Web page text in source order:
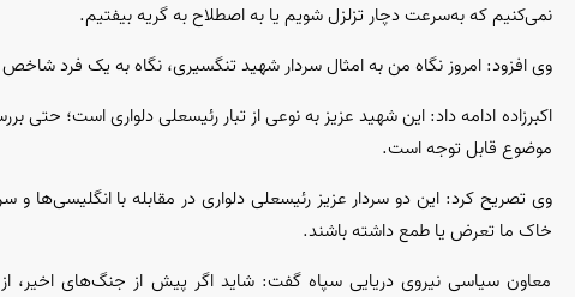
نمی‌کنیم که به‌سرعت دچار تزلزل شویم یا به اصطلاح به گریه بیفتیم.
وی افزود: امروز نگاه من به امثال سردار شهید تنگسیری، نگاه به یک فرد
اکبرزاده ادامه داد: این شهید عزیز به نوعی از تبار رئیسعلی دلواری است؛
موضوع قابل توجه است.
وی تصریح کرد: این دو سردار عزیز رئیسعلی دلواری در مقابله با انگلیسی‌ها
خاک ما تعرض یا طمع داشته باشند.
معاون سیاسی نیروی دریایی سپاه گفت: شاید اگر پیش از جنگ‌های اخیر،